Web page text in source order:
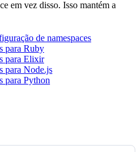
em vez disso. Isso mantém a
de namespaces
para Ruby
para Elixir
para Node.js
para Python